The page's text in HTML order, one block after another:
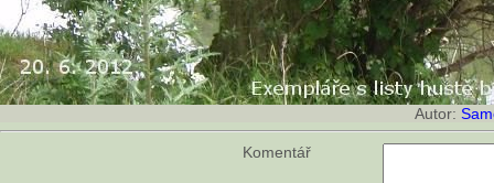
Autor:
Komentář